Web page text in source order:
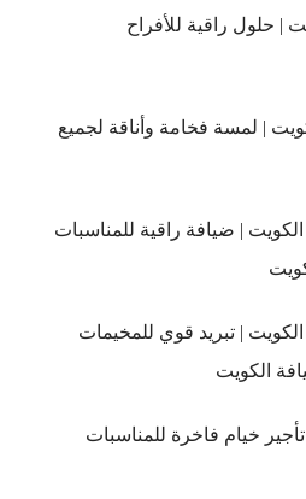
| حلول راقية للأفراح
| لمسة فخامة وأناقة لجميع
| ضيافة راقية للمناسبات
| تبريد قوي للمخيمات
الكويت
خيام فاخرة للمناسبات